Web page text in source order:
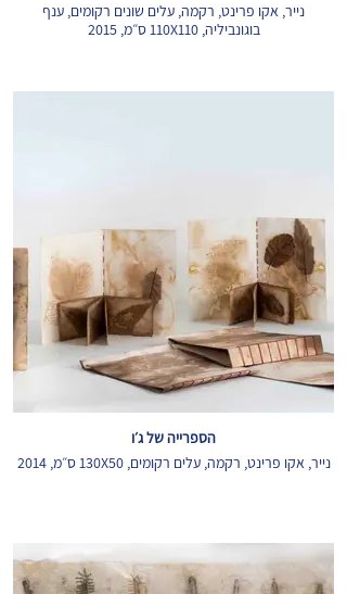
נייר, אקו פרינט, רקמה, עלים שונים רקומים, ענף
בוגונביליה, 110X110 ס״מ, 2015
הספרייה של ג׳ו
נייר, אקו פרינט, רקמה, עלים רקומים, 130X50 ס״מ, 2014